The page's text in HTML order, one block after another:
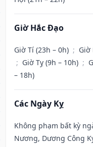
Giờ Hắc Đạo
Giờ Tí (23h – 0h) ; Giờ
; Giờ Tỵ (9h – 10h) ;
– 18h)
Các Ngày Kỵ
Không phạm bất kỳ
Nương, Dương Công